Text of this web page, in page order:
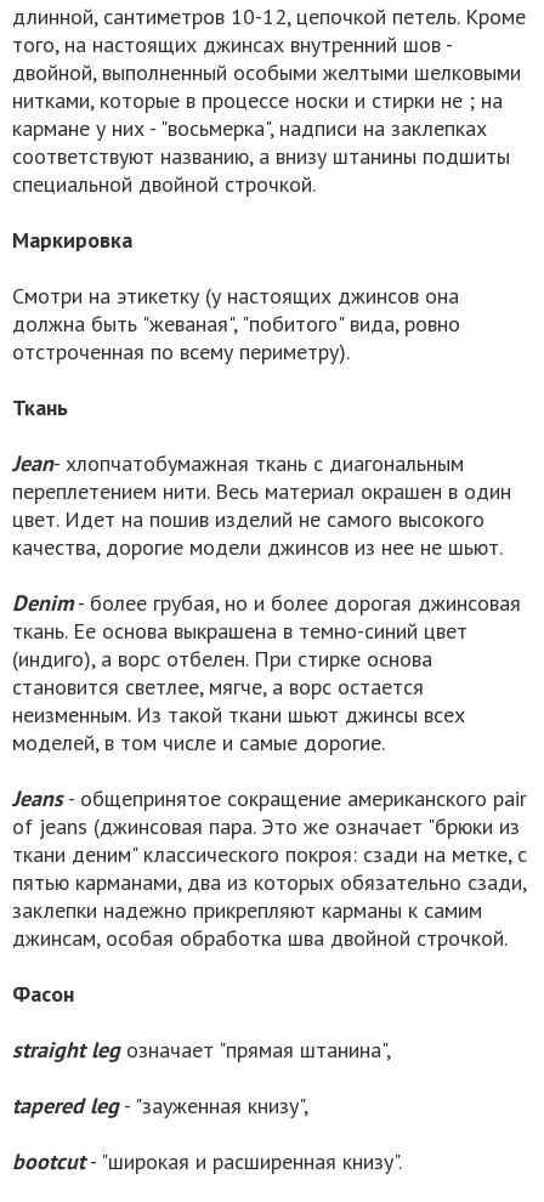
длинной, сантиметров 10-12, цепочкой петель. Кроме
того, на настоящих джинсах внутренний шов -
двойной, выполненный особыми желтыми шелковыми
нитками, которые в процессе носки и стирки не ; на
кармане у них - "восьмерка", надписи на заклепках
соответствуют названию, а внизу штанины подшиты
специальной двойной строчкой.
Маркировка
Смотри на этикетку (у настоящих джинсов она
должна быть "жеваная", "побитого" вида, ровно
отстроченная по всему периметру).
Ткань
Jean- хлопчатобумажная ткань с диагональным
переплетением нити. Весь материал окрашен в один
цвет. Идет на пошив изделий не самого высокого
качества, дорогие модели джинсов из нее не шьют.
Denim- более грубая, но и более дорогая джинсовая
ткань. Ее основа выкрашена в темно-синий цвет
(индиго), а ворс отбелен. При стирке основа
становится светлее, мягче, а ворс остается
неизменным. Из такой ткани шьют джинсы всех
моделей, в том числе и самые дорогие.
Jeans- общепринятое сокращение американского pair
of jeans (джинсовая пара. Это же означает "брюки из
ткани деним" классического покроя: сзади на метке, с
пятью карманами, два из которых обязательно сзади,
заклепки надежно прикрепляют карманы к самим
джинсам, особая обработка шва двойной строчкой.
Фасон
straight legозначает "прямая штанина",
tapered leg- "зауженная книзу",
bootcut- "широкая и расширенная книзу".